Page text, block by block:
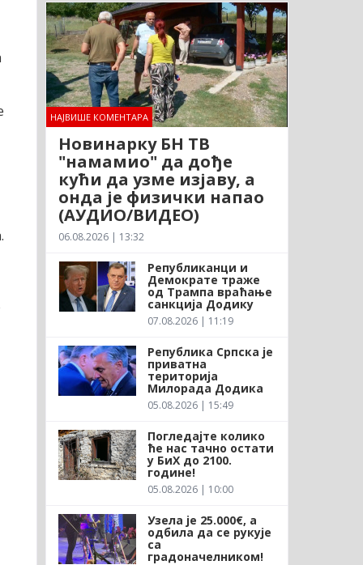
НАЈВИШЕ КОМЕНТАРА
Новинарку БН ТВ
"намамио" да дође
кући да узме изјаву, а
онда је физички напао
(АУДИО/ВИДЕО)
06.08.2026 | 13:32
Републиканци и
Демократе траже
од Трампа враћање
санкција Додику
07.08.2026 | 11:19
Република Српска је
приватна
територија
Милорада Додика
05.08.2026 | 15:49
Погледајте колико
ће нас тачно остати
у БиХ до 2100.
године!
05.08.2026 | 10:00
Узела је 25.000€, а
одбила да се рукује
са
градоначелником!